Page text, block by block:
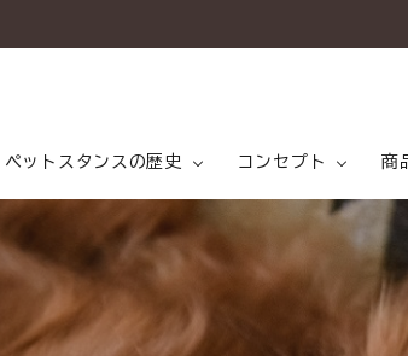
ペットスタンスの歴史
ペットスタンス開発秘話
コンセプト
ペットスタンスに
商